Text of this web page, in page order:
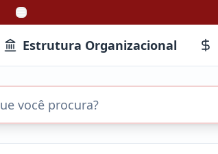
Estrutura Organizacional